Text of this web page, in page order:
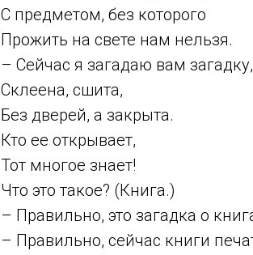
С предметом, без которого
Прожить на свете нам нельзя.
– Сейчас я загадаю вам
Склеена, сшита,
Без дверей, а закрыта.
Кто ее открывает,
Тот многое знает!
Что это такое? (Книга.)
– Правильно, это загадка о
– Правильно, сейчас книги